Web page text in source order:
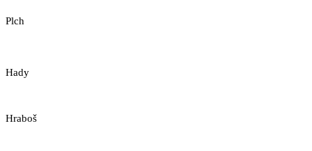
Plch
Hady
Hraboš